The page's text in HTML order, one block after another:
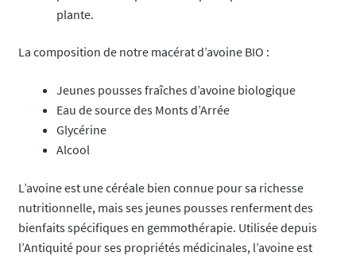
plante.
La composition de notre macérat d’avoine BIO :
Jeunes pousses fraîches d’avoine biologique
Eau de source des Monts d’Arrée
Glycérine
Alcool
L’avoine est une céréale bien connue pour sa richesse
nutritionnelle, mais ses jeunes pousses renferment des
bienfaits spécifiques en gemmothérapie. Utilisée depuis
l’Antiquité pour ses propriétés médicinales, l’avoine est